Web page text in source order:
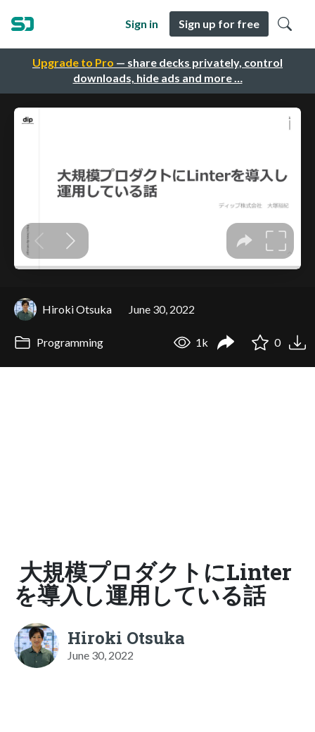
Upgrade to Pro — share decks privately, control
downloads, hide ads and more …
Sign in Sign up for free
Hiroki Otsuka June 30, 2022
Programming 1k 0
大規模プロダクトにLinter
を導入し運用している話
Hiroki Otsuka
June 30, 2022